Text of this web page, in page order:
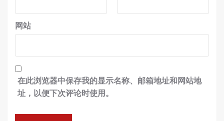
网站
在此浏览器中保存我的显示名称、邮箱地址和网站地
址，以便下次评论时使用。